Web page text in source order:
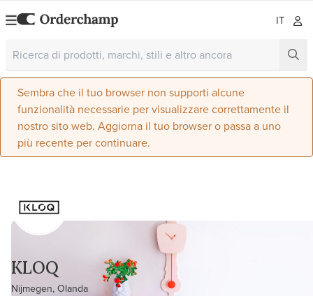
IT
Sembra che il tuo browser non supporti alcune
funzionalità necessarie per visualizzare correttamente il
nostro sito web. Aggiorna il tuo browser o passa a uno
più recente per continuare.
KLOQ
Nijmegen, Olanda